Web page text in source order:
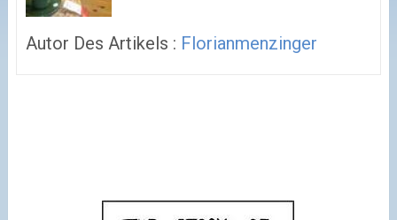
Autor Des Artikels : Florianmenzinger